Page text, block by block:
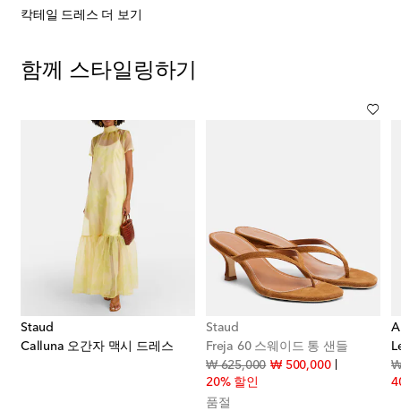
칵테일 드레스 더 보기
함께 스타일링하기
Staud
Calluna 오간자 맥시 드레스
Staud
Freja 60 스웨이드 통 샌들
₩ 625,000original price
₩ 500,000discount
20% 할인
품절
₩